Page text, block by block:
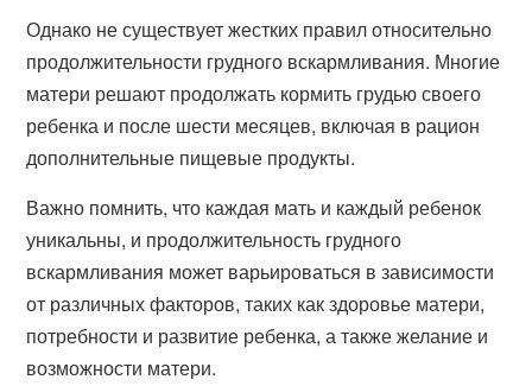
Однако не существует жестких правил относительно
продолжительности грудного вскармливания. Многие
матери решают продолжать кормить грудью своего
ребенка и после шести месяцев, включая в рацион
дополнительные пищевые продукты.
Важно помнить, что каждая мать и каждый ребенок
уникальны, и продолжительность грудного
вскармливания может варьироваться в зависимости
от различных факторов, таких как здоровье матери,
потребности и развитие ребенка, а также желание и
возможности матери.